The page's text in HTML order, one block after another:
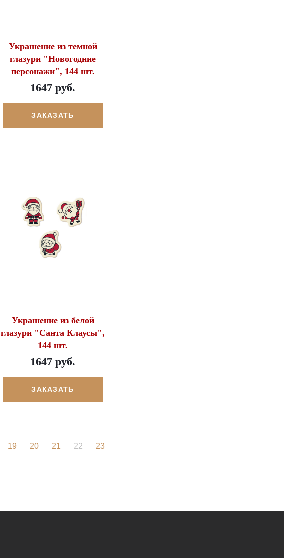
Украшение из темной
глазури "Новогодние
персонажи", 144 шт.
1647 руб.
ЗАКАЗАТЬ
Украшение из белой
глазури "Санта Клаусы",
144 шт.
1647 руб.
ЗАКАЗАТЬ
19 20 21 22
23